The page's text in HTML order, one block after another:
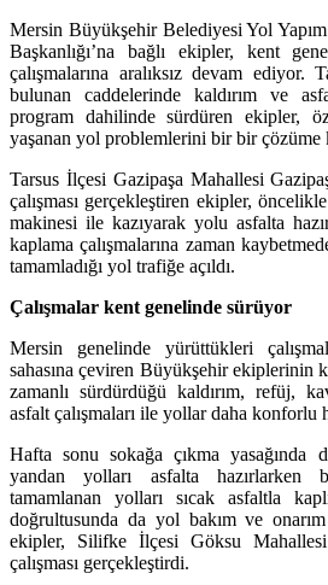
Mersin Büyükşehir Belediyesi Yol
Başkanlığı’na bağlı ekipler, kent
çalışmalarına aralıksız devam ediyor.
bulunan caddelerinde kaldırım ve
program dahilinde sürdüren ekipler,
yaşanan yol problemlerini bir bir çözüme
Tarsus İlçesi Gazipaşa Mahallesi
çalışması gerçekleştiren ekipler,
makinesi ile kazıyarak yolu asfalta
kaplama çalışmalarına zaman
tamamladığı yol trafiğe açıldı.
Çalışmalar kent genelinde sürüyor
Mersin genelinde yürüttükleri
sahasına çeviren Büyükşehir ekiplerinin
zamanlı sürdürdüğü kaldırım, refüj,
asfalt çalışmaları ile yollar daha konforlu
Hafta sonu sokağa çıkma
yandan yolları asfalta hazırlarken
tamamlanan yolları sıcak asfaltla
doğrultusunda da yol bakım ve onarım
ekipler, Silifke İlçesi Göksu
çalışması gerçekleştirdi.